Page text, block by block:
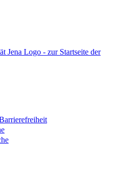
Jena Logo - zur Startseite der